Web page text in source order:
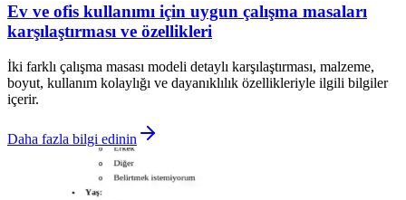
Ev ve ofis kullanımı için uygun çalışma masaları
karşılaştırması ve özellikleri
İki farklı çalışma masası modeli detaylı karşılaştırması, malzeme,
boyut, kullanım kolaylığı ve dayanıklılık özellikleriyle ilgili bilgiler
içerir.
Daha fazla bilgi edinin